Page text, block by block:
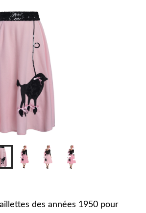
+1
des années 1950 pour